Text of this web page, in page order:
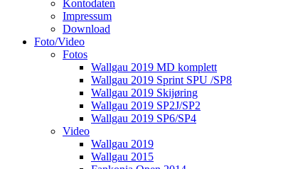
Kontodaten
Impressum
Download
Foto/Video
Fotos
Wallgau 2019 MD komplett
Wallgau 2019 Sprint SPU /SP8
Wallgau 2019 Skijøring
Wallgau 2019 SP2J/SP2
Wallgau 2019 SP6/SP4
Video
Wallgau 2019
Wallgau 2015